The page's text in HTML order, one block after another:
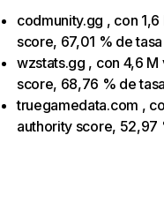
codmunity.gg , con
score, 67,01 % de
wzstats.gg , con 4,6
score, 68,76 % de
truegamedata.com ,
authority score, 52,97